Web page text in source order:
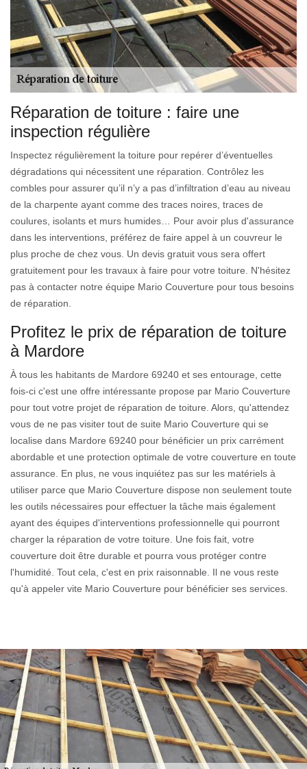
Réparation de toiture : faire une
inspection régulière
Inspectez régulièrement la toiture pour repérer d’éventuelles
dégradations qui nécessitent une réparation. Contrôlez les
combles pour assurer qu’il n’y a pas d’infiltration d’eau au niveau
de la charpente ayant comme des traces noires, traces de
coulures, isolants et murs humides… Pour avoir plus d'assurance
dans les interventions, préférez de faire appel à un couvreur le
plus proche de chez vous. Un devis gratuit vous sera offert
gratuitement pour les travaux à faire pour votre toiture. N'hésitez
pas à contacter notre équipe Mario Couverture pour tous besoins
de réparation.
Profitez le prix de réparation de toiture
à Mardore
À tous les habitants de Mardore 69240 et ses entourage, cette
fois-ci c'est une offre intéressante propose par Mario Couverture
pour tout votre projet de réparation de toiture. Alors, qu'attendez
vous de ne pas visiter tout de suite Mario Couverture qui se
localise dans Mardore 69240 pour bénéficier un prix carrément
abordable et une protection optimale de votre couverture en toute
assurance. En plus, ne vous inquiétez pas sur les matériels à
utiliser parce que Mario Couverture dispose non seulement toute
les outils nécessaires pour effectuer la tâche mais également
ayant des équipes d'interventions professionnelle qui pourront
charger la réparation de votre toiture. Une fois fait, votre
couverture doit être durable et pourra vous protéger contre
l'humidité. Tout cela, c'est en prix raisonnable. Il ne vous reste
qu'à appeler vite Mario Couverture pour bénéficier ses services.